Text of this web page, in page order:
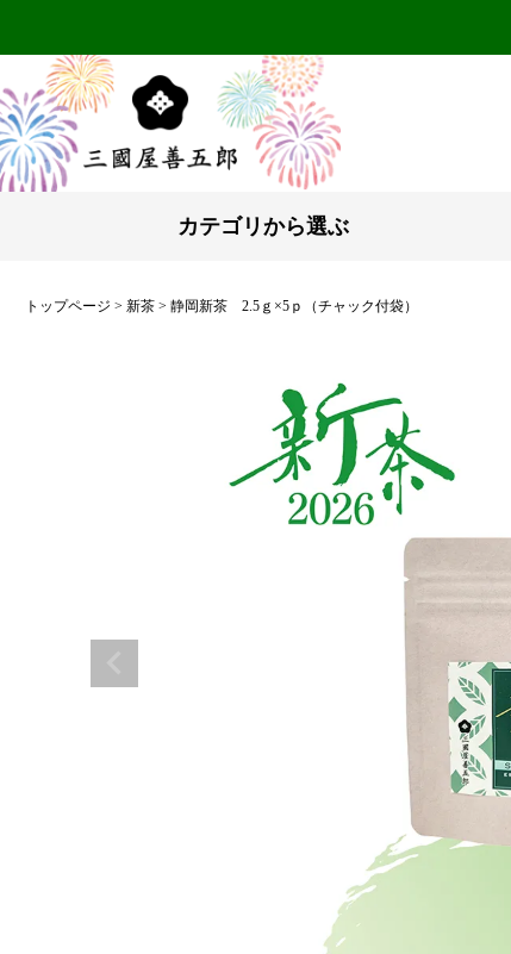
カテゴリから選ぶ
トップページ 新茶 静岡新茶 2.5ｇ×5ｐ（チャック付袋）